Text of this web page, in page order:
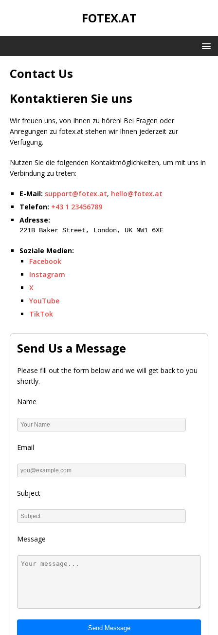
FOTEX.AT
Contact Us
Kontaktieren Sie uns
Wir freuen uns, von Ihnen zu hören! Bei Fragen oder
Anregungen zu fotex.at stehen wir Ihnen jederzeit zur
Verfügung.
Nutzen Sie die folgenden Kontaktmöglichkeiten, um mit uns in
Verbindung zu treten:
E-Mail: support@fotex.at, hello@fotex.at
Telefon: +43 1 23456789
Adresse:
221B Baker Street, London, UK NW1 6XE
Soziale Medien:
Facebook
Instagram
X
YouTube
TikTok
Send Us a Message
Please fill out the form below and we will get back to you
shortly.
Name
Email
Subject
Message
Send Message